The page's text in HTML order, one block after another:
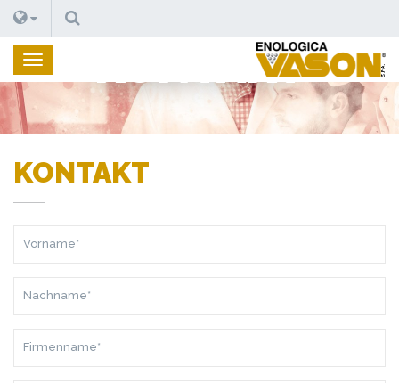
SUCHEN
KONTAKT
KONTAKT